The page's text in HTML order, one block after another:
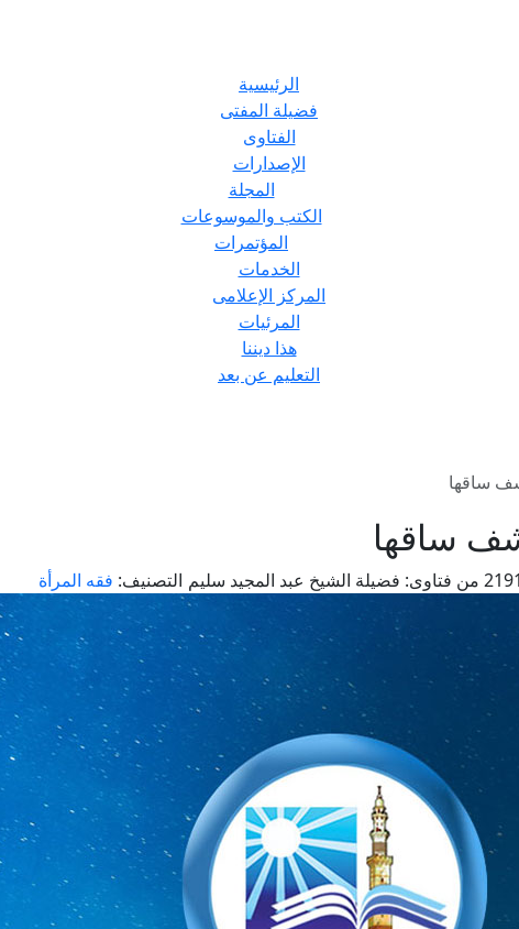
الرئيسية
فضيلة المفتى
الفتاوى
الإصدارات
المجلة
الكتب والموسوعات
المؤتمرات
الخدمات
المركز الإعلامى
المرئيات
هذا ديننا
التعليم عن بعد
ساقها
ساقها
من فتاوى: فضيلة الشيخ عبد المجيد سليم التصنيف: فقه المرأة